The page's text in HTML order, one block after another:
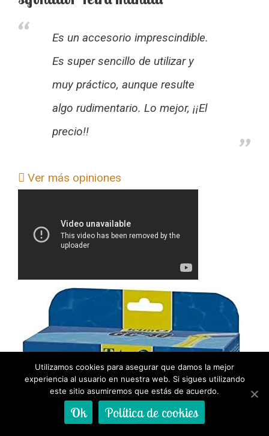
Es un accesorio imprescindible.
Es super sencillo de utilizar y
muy práctico, aunque resulte
algo rudimentario. Lo mejor, ¡¡El
precio!!
Ver más opiniones
Utilizamos cookies para asegurar que damos la mejor
experiencia al usuario en nuestra web. Si sigues utilizando
este sitio asumiremos que estás de acuerdo.
Ok Política de cookies